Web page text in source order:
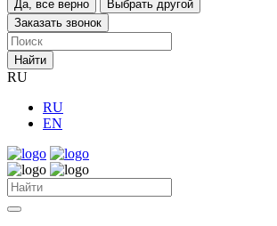
Да, все верно
Выбрать другой
Заказать звонок
Найти
RU
RU
EN